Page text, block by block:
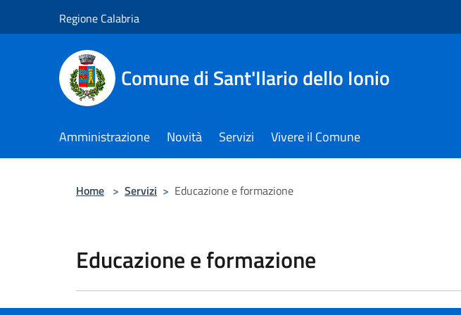
Regione Calabria
Comune di Sant'Ilario dello Ionio
Amministrazione Novità Servizi Vivere il Comune
Home > Servizi > Educazione e formazione
Educazione e formazione